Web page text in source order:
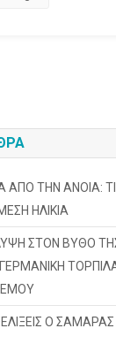
ΑΠΟ ΤΗΝ ΑΝΟΙΑ:
ΗΛΙΚΙΑ
ΣΤΟΝ ΒΥΘΟ
Ο